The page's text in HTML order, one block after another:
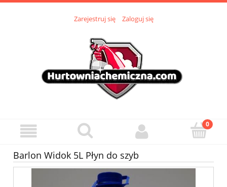
Zarejestruj się Zaloguj się
Barlon Widok 5L Płyn do szyb